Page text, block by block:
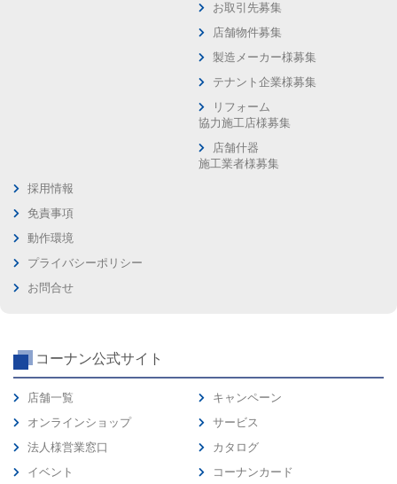
お取引先募集
店舗物件募集
製造メーカー様募集
テナント企業様募集
リフォーム
協力施工店様募集
店舗什器
施工業者様募集
採用情報
免責事項
動作環境
プライバシーポリシー
お問合せ
コーナン公式サイト
店舗一覧
オンラインショップ
法人様営業窓口
イベント
キャンペーン
サービス
カタログ
コーナンカード